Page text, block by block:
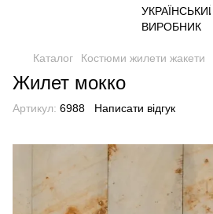
Каталог Костюми жилети жакети
Жилет мокко
Артикул: 6988 Написати відгук